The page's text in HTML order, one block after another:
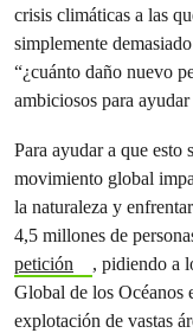
crisis climáticas a las
simplemente
“¿cuánto daño nuevo
ambiciosos para
Para ayudar a que esto
movimiento global
la naturaleza y
4,5 millones de
petición
, pidiendo a
Global de los Océanos
explotación de vastas